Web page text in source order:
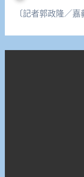
〔記者郭政隆